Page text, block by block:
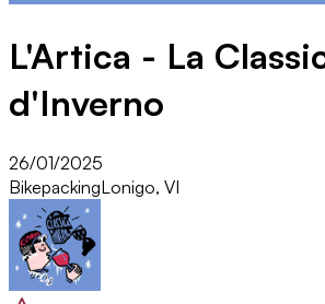
L'Artica - La
d'Inverno
26/01/2025
BikepackingLonigo, VI